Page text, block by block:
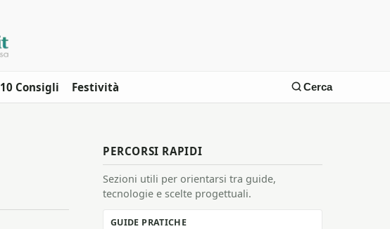
10 Consigli Festività Cerca
PERCORSI RAPIDI
Sezioni utili per orientarsi tra guide,
tecnologie e scelte progettuali.
GUIDE PRATICHE